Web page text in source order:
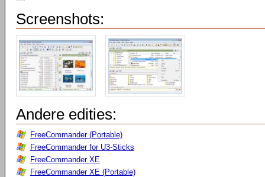
Screenshots:
Andere edities:
FreeCommander (Portable)
FreeCommander for U3-Sticks
FreeCommander XE
FreeCommander XE (Portable)